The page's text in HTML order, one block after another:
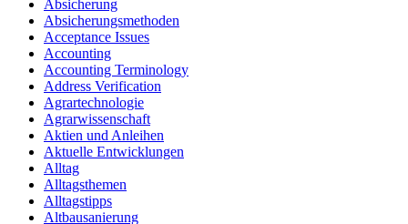
Absicherung
Absicherungsmethoden
Acceptance Issues
Accounting
Accounting Terminology
Address Verification
Agrartechnologie
Agrarwissenschaft
Aktien und Anleihen
Aktuelle Entwicklungen
Alltag
Alltagsthemen
Alltagstipps
Altbausanierung